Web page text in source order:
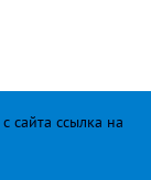
сайта ссылка на